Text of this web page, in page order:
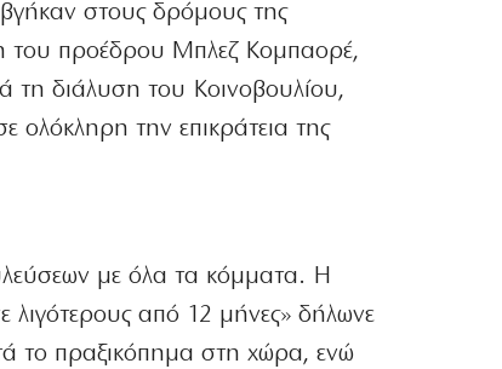
στους δρόμους της
του προέδρου Μπλεζ Κομπαορέ,
τη διάλυση του Κοινοβουλίου,
ολόκληρη την επικράτεια της
με όλα τα κόμματα. Η
λιγότερους από 12 μήνες» δήλωνε
το πραξικόπημα στη χώρα, ενώ